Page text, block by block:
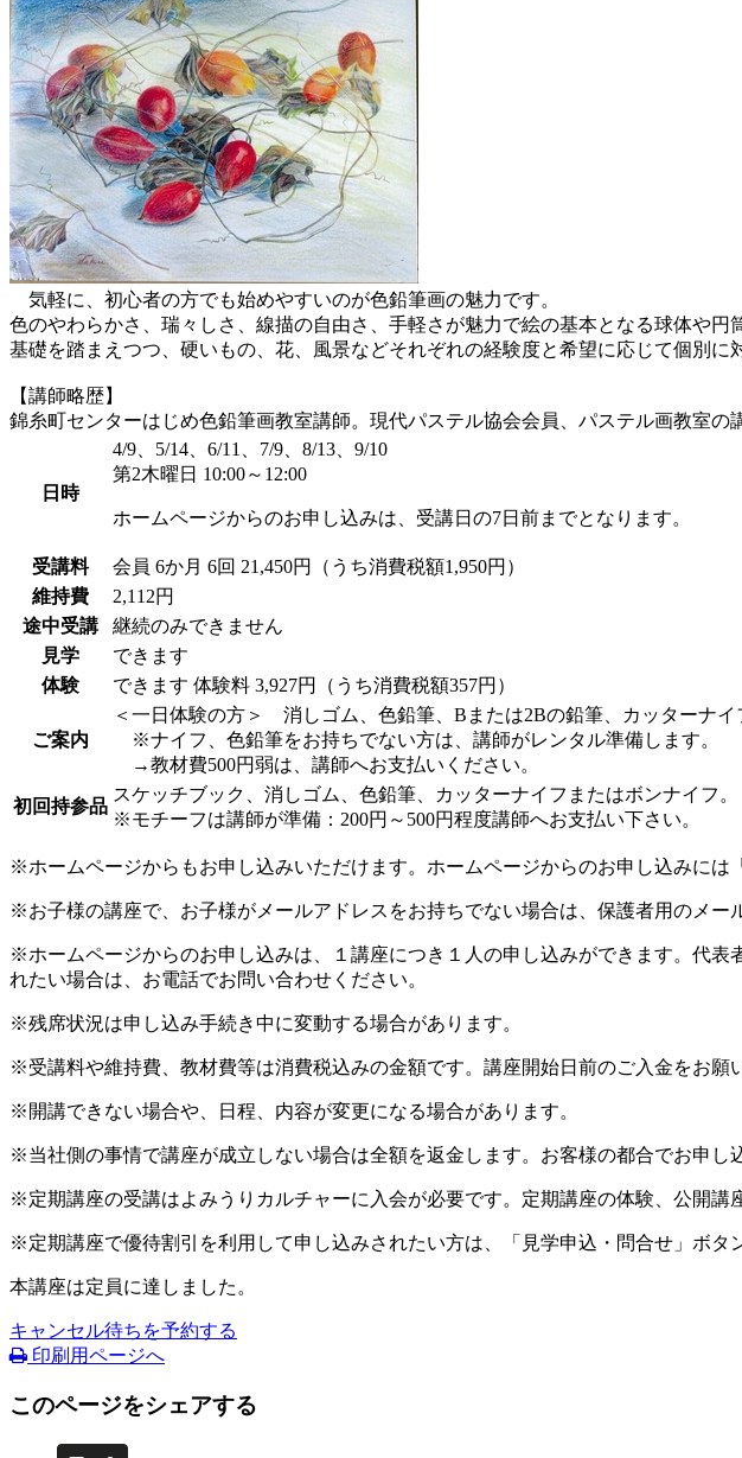
気軽に、初心者の方でも始めやすいのが色鉛筆画の魅力です。
色のやわらかさ、瑞々しさ、線描の自由さ、手軽さが魅力で絵の基本となる球体や円
基礎を踏まえつつ、硬いもの、花、風景などそれぞれの経験度と希望に応じて個別
【講師略歴】
錦糸町センターはじめ色鉛筆画教室講師。現代パステル協会会員、パステル画教室の
日時
4/9、5/14、6/11、7/9、8/13、9/10
第2木曜日 10:00～12:00
ホームページからのお申し込みは、受講日の7日前までとなります。
受講料 会員 6か月 6回 21,450円（うち消費税額1,950円）
維持費
2,112円
途中受講
継続のみできません
見学
できます
体験
できます 体験料 3,927円（うち消費税額357円）
ご案内
＜一日体験の方＞ 消しゴム、色鉛筆、Bまたは2Bの鉛筆、カッターナイ
※ナイフ、色鉛筆をお持ちでない方は、講師がレンタル準備します。
→教材費500円弱は、講師へお支払いください。
初回持参品
スケッチブック、消しゴム、色鉛筆、カッターナイフまたはボンナイフ。
※モチーフは講師が準備：200円～500円程度講師へお支払い下さい。
※ホームページからもお申し込みいただけます。ホームページからのお申し込みには
※お子様の講座で、お子様がメールアドレスをお持ちでない場合は、保護者用のメー
※ホームページからのお申し込みは、１講座につき１人の申し込みができます。代
れたい場合は、お電話でお問い合わせください。
※残席状況は申し込み手続き中に変動する場合があります。
※受講料や維持費、教材費等は消費税込みの金額です。講座開始日前のご入金をお願
※開講できない場合や、日程、内容が変更になる場合があります。
※当社側の事情で講座が成立しない場合は全額を返金します。お客様の都合でお申し
※定期講座の受講はよみうりカルチャーに入会が必要です。定期講座の体験、公開講
※定期講座で優待割引を利用して申し込みされたい方は、「見学申込・問合せ」ボタ
本講座は定員に達しました。
キャンセル待ちを予約する
印刷用ページへ
このページをシェアする